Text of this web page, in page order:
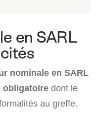
en SARL
nominale en SARL
obligatoire dont le
au greffe.